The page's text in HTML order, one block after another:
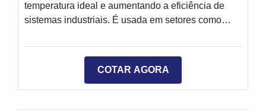
temperatura ideal e aumentando a eficiência de
sistemas industriais. É usada em setores como
benefícios como economia de energia, estabilidade
equipamentos.
COTAR AGORA